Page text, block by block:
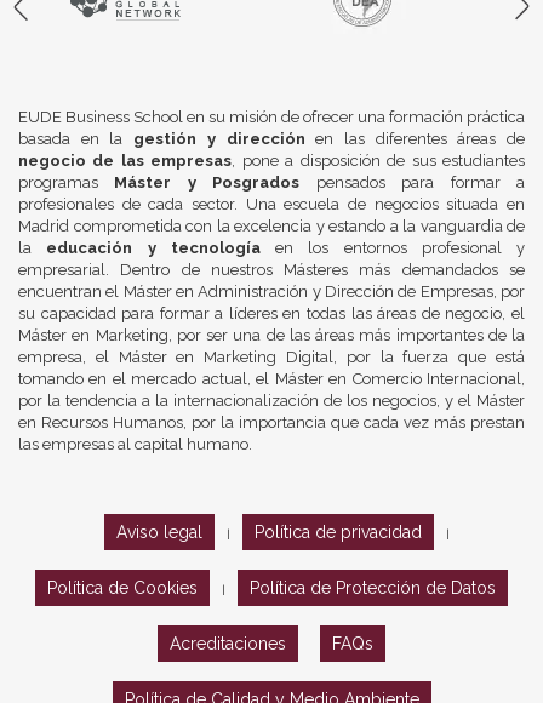
EUDE Business School en su misión de ofrecer una formación práctica
basada en la gestión y dirección en las diferentes áreas de
negocio de las empresas, pone a disposición de sus estudiantes
programas Máster y Posgrados pensados para formar a
profesionales de cada sector. Una escuela de negocios situada en
Madrid comprometida con la excelencia y estando a la vanguardia de
la educación y tecnologíaen los entornos profesional y
empresarial. Dentro de nuestros Másteres más demandados se
encuentran el Máster en Administración y Dirección de Empresas, por
su capacidad para formar a líderes en todas las áreas de negocio, el
Máster en Marketing, por ser una de las áreas más importantes de la
empresa, el Máster en Marketing Digital, por la fuerza que está
tomando en el mercado actual, el Máster en Comercio Internacional,
por la tendencia a la internacionalización de los negocios, y el Máster
en Recursos Humanos, por la importancia que cada vez más prestan
las empresas al capital humano.
Aviso legal Política de privacidad
Política de Cookies Política de Protección de Datos
Acreditaciones FAQs